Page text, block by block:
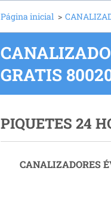
Página inicial >
GRATIS
PIQUETES 24
CANALIZADORES